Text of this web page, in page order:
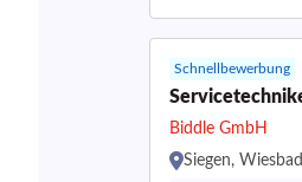
Schnellbewerbung
Biddle GmbH
Siegen,